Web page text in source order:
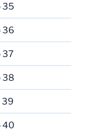
35
36
37
38
39
40